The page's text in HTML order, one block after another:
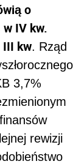
o
IV kw.
III kw. Rząd
3,7%
rewizji